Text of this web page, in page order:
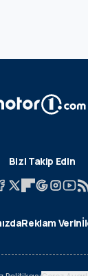
Bizi Takip Edin
Reklam Verin